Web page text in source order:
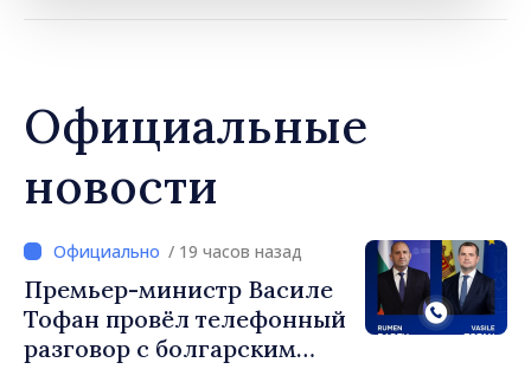
Официальные
новости
/ 19 часов назад
Премьер-министр Василе
Тофан провёл телефонный
разговор с болгарским